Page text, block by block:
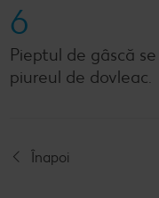
6
Pieptul de gâscă
piureul de dovleac.
Înapoi